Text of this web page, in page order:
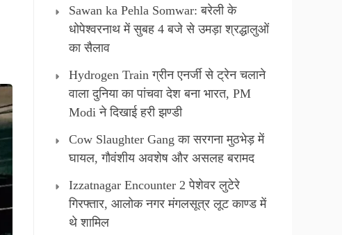
Sawan ka Pehla Somwar: बरेली के
धोपेश्वरनाथ में सुबह 4 बजे से उमड़ा श्रद्धालुओं
का सैलाव
Hydrogen Train ग्रीन एनर्जी से ट्रेन चलाने
वाला दुनिया का पांचवा देश बना भारत, PM
Modi ने दिखाई हरी झण्डी
Cow Slaughter Gang का सरगना मुठभेड़ में
घायल, गौवंशीय अवशेष और असलह बरामद
Izzatnagar Encounter 2 पेशेवर लुटेरे
गिरफ्तार, आलोक नगर मंगलसूत्र लूट काण्‍ड में
थे शामिल